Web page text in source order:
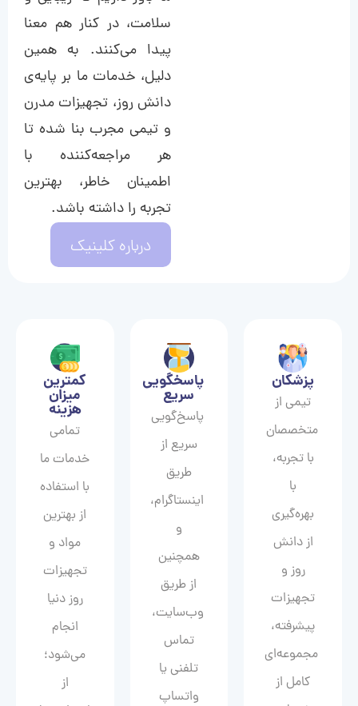
سلامت، در کنار هم معنا
پیدا می‌کنند. به همین
دلیل، خدمات ما بر پایه‌ی
دانش روز، تجهیزات مدرن
و تیمی مجرب بنا شده تا
هر مراجعه‌کننده با
اطمینان خاطر، بهترین
تجربه را داشته باشد.
درباره کلینیک
پزشکان
تیمی از
متخصصان
با تجربه،
با
بهره‌گیری
از دانش
روز و
تجهیزات
پیشرفته،
مجموعه‌ای
کامل از
پاسخگویی
سریع
پاسخ‌گویی
سریع از
طریق
اینستاگرام،
و
همچنین
از طریق
وب‌سایت،
تماس
تلفنی یا
واتساپ
کمترین
میزان
هزینه
تمامی
خدمات ما
با استفاده
از بهترین
مواد و
تجهیزات
روز دنیا
انجام
می‌شود؛
از